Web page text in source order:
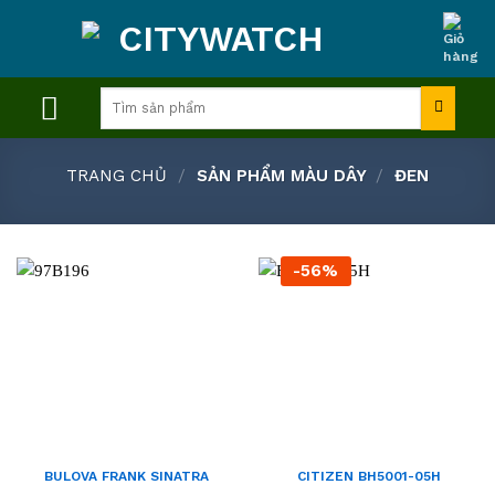
kiếm:
TRANG CHỦ / SẢN PHẨM MÀU DÂY / ĐEN
-56%
BULOVA FRANK SINATRA
CITIZEN BH5001-05H